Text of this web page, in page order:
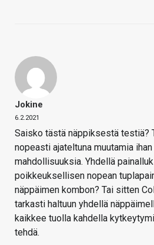
Jokine
6.2.2021
Saisko tästä näppiksestä testiä?
nopeasti ajateltuna muutamia
mahdollisuuksia. Yhdellä
poikkeuksellisen nopean
näppäimen kombon? Tai sitten
tarkasti haltuun yhdellä
kaikkee tuolla kahdella
tehdä.